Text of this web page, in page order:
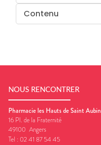
Contenu
NOUS RENCONTRER
Pharmacie les Hauts de Saint Aubin
16 Pl. de la Fraternité
49100 Angers
Tel : 02 41 87 54 45